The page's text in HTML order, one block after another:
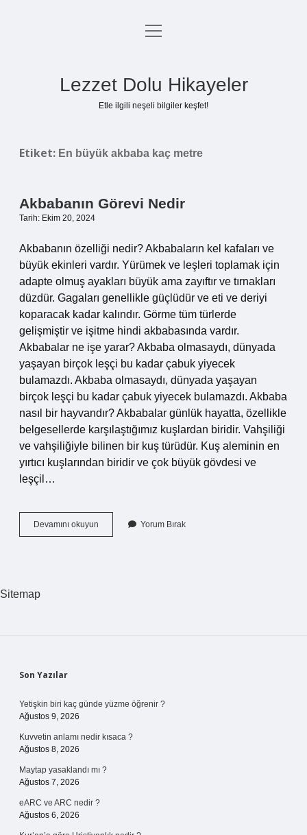
Anasayfa
menüyü
Lezzet Dolu Hikayeler
Etle ilgili neşeli bilgiler keşfet!
Etiket: En büyük akbaba kaç metre
Akbabanın Görevi Nedir
Tarih: Ekim 20, 2024
Akbabanın özelliği nedir? Akbabaların kel kafaları ve
büyük ekinleri vardır. Yürümek ve leşleri toplamak için
adapte olmuş ayakları büyük ama zayıftır ve tırnakları
düzdür. Gagaları genellikle güçlüdür ve eti ve deriyi
koparacak kadar kalındır. Görme tüm türlerde
gelişmiştir ve işitme hindi akbabasında vardır.
Akbabalar ne işe yarar? Akbaba olmasaydı, dünyada
yaşayan birçok leşçi bu kadar çabuk yiyecek
bulamazdı. Akbaba olmasaydı, dünyada yaşayan
birçok leşçi bu kadar çabuk yiyecek bulamazdı. Akbaba
nasıl bir hayvandır? Akbabalar günlük hayatta, özellikle
belgesellerde karşılaştığımız kuşlardan biridir. Vahşiliği
ve vahşiliğiyle bilinen bir kuş türüdür. Kuş aleminin en
yırtıcı kuşlarından biridir ve çok büyük gövdesi ve
leşçil…
Devamını okuyun Akbabanın
Görevi
Yorum Bırak
Sitemap
Sidebar
Son Yazılar
Yetişkin biri kaç günde yüzme öğrenir ?
Ağustos 9, 2026
Kuvvetin anlamı nedir kısaca ?
Ağustos 8, 2026
Maytap yasaklandı mı ?
Ağustos 7, 2026
eARC ve ARC nedir ?
Ağustos 6, 2026